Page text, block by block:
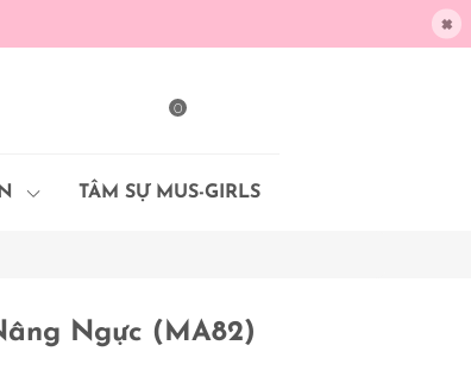
×
0
TÂM SỰ MUS-GIRLS
Ngực (MA82)